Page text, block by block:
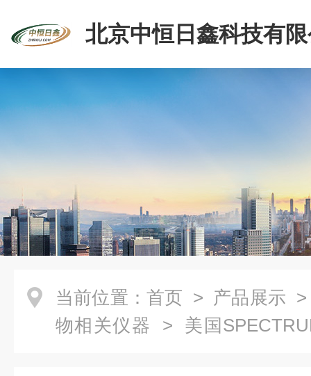
北京中恒日鑫科技有
当前位置： 首页 > 产品展示
物相关仪器 > 美国